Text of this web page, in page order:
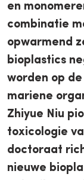
en
combinatie
opwarmend
bioplastics
worden op
mariene
Zhiyue Niu
toxicologie
doctoraat
nieuwe